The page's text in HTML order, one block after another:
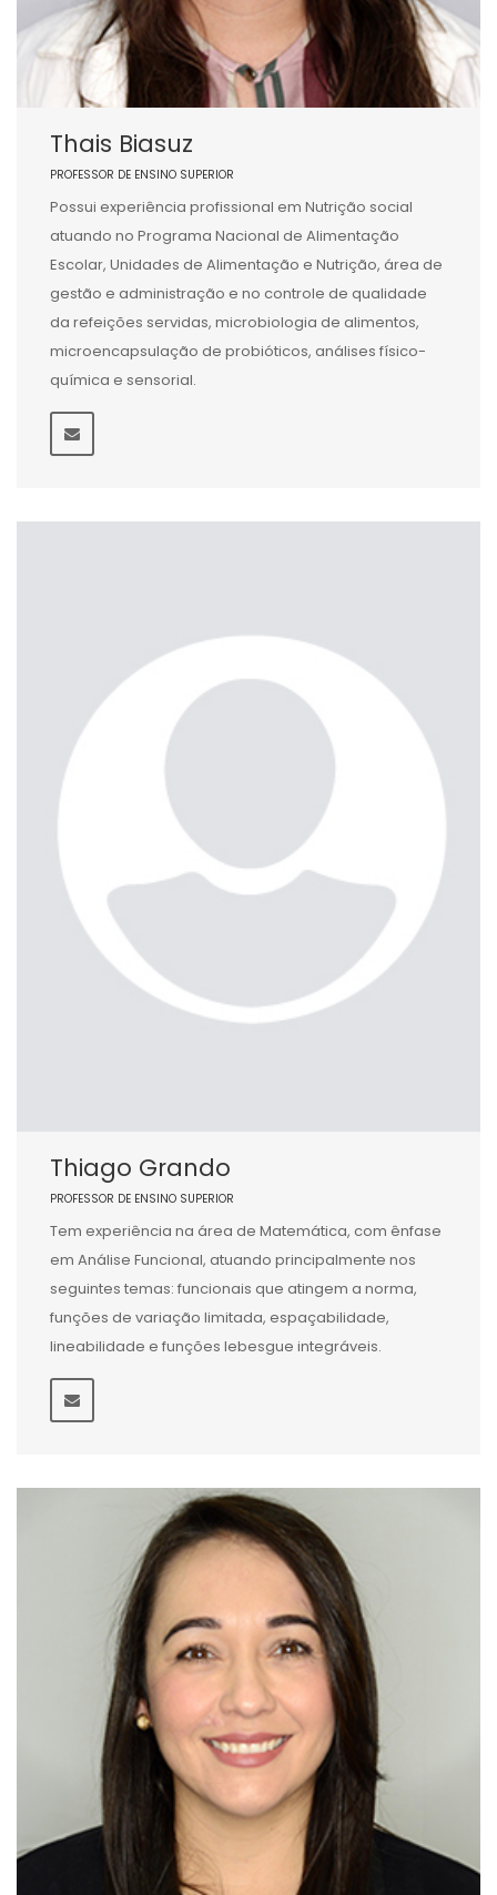
Thais Biasuz
PROFESSOR DE ENSINO SUPERIOR
Possui experiência profissional em Nutrição social
atuando no Programa Nacional de Alimentação
Escolar, Unidades de Alimentação e Nutrição, área de
gestão e administração e no controle de qualidade
da refeições servidas, microbiologia de alimentos,
microencapsulação de probióticos, análises físico-
química e sensorial.
Thiago Grando
PROFESSOR DE ENSINO SUPERIOR
Tem experiência na área de Matemática, com ênfase
em Análise Funcional, atuando principalmente nos
seguintes temas: funcionais que atingem a norma,
funções de variação limitada, espaçabilidade,
lineabilidade e funções lebesgue integráveis.